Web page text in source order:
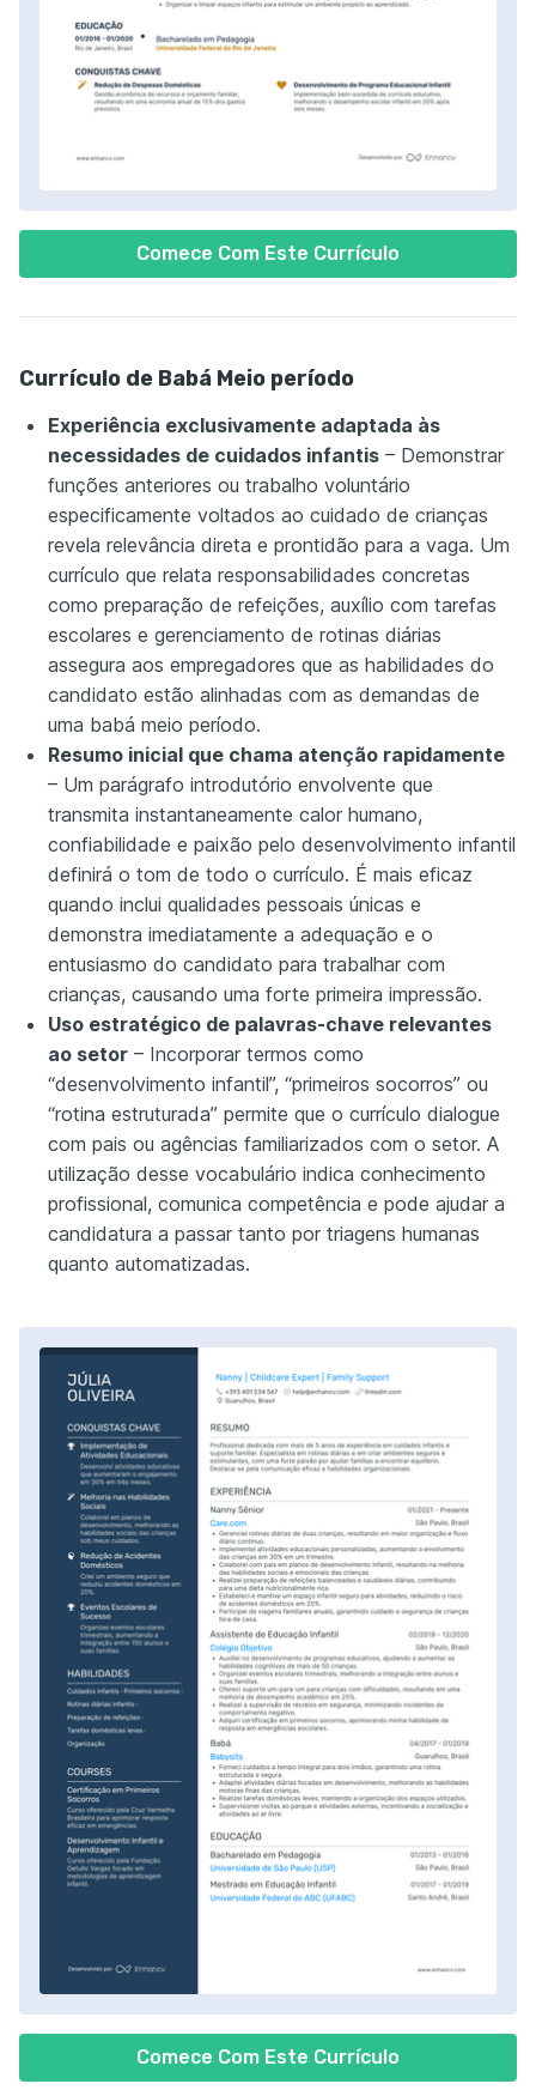
Comece Com Este Currículo
Comece Com Este Currículo
Currículo de Babá Meio período
Experiência exclusivamente adaptada às
necessidades de cuidados infantis – Demonstrar
funções anteriores ou trabalho voluntário
especificamente voltados ao cuidado de crianças
revela relevância direta e prontidão para a vaga. Um
currículo que relata responsabilidades concretas
como preparação de refeições, auxílio com tarefas
escolares e gerenciamento de rotinas diárias
assegura aos empregadores que as habilidades do
candidato estão alinhadas com as demandas de
uma babá meio período.
Resumo inicial que chama atenção rapidamente
– Um parágrafo introdutório envolvente que
transmita instantaneamente calor humano,
confiabilidade e paixão pelo desenvolvimento infantil
definirá o tom de todo o currículo. É mais eficaz
quando inclui qualidades pessoais únicas e
demonstra imediatamente a adequação e o
entusiasmo do candidato para trabalhar com
crianças, causando uma forte primeira impressão.
Uso estratégico de palavras-chave relevantes
ao setor – Incorporar termos como
“desenvolvimento infantil”, “primeiros socorros” ou
“rotina estruturada” permite que o currículo dialogue
com pais ou agências familiarizados com o setor. A
utilização desse vocabulário indica conhecimento
profissional, comunica competência e pode ajudar a
candidatura a passar tanto por triagens humanas
quanto automatizadas.